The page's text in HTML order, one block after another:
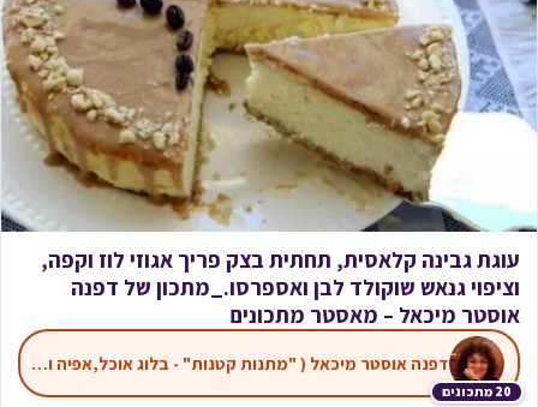
עוגת גבינה קלאסית, תחתית בצק פריך אגוזי לוז וקפה,
וציפוי גנאש שוקולד לבן ואספרסו._מתכון של דפנה
אוסטר מיכאל – מאסטר מתכונים
20 מתכונים
דפנה אוסטר מיכאל ( "מתנות קטנות" - בלוג אוכל,אפיה ועוד)